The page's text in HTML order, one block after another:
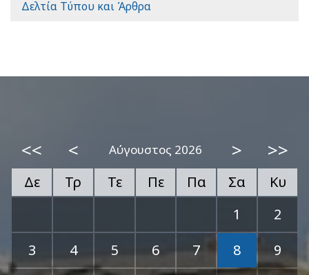
Δελτία Τύπου και Άρθρα
<< < Αύγουστος 2026 > >>
Δε Τρ Τε Πε Πα Σα
Κυ
1
2
3
4 5 6 7 8
9